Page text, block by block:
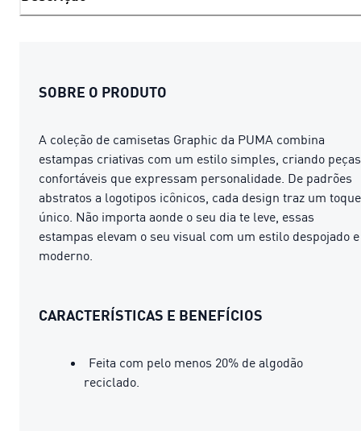
SOBRE O PRODUTO
A coleção de camisetas Graphic da PUMA combina
estampas criativas com um estilo simples, criando peças
confortáveis ​​que expressam personalidade. De padrões
abstratos a logotipos icônicos, cada design traz um toque
único. Não importa aonde o seu dia te leve, essas
estampas elevam o seu visual com um estilo despojado e
moderno.
CARACTERÍSTICAS E BENEFÍCIOS
Feita com pelo menos 20% de algodão
reciclado.